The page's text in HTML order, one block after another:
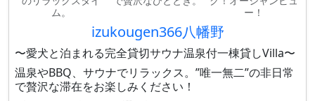
ム。
ー！
izukougen366八幡野
〜愛犬と泊まれる完全貸切サウナ温泉付一棟貸しVilla〜
温泉やBBQ、サウナでリラックス。”唯一無二”の非日常
で贅沢な滞在をお楽しみください！